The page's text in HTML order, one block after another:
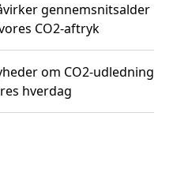
gennemsnitsalder
CO2-aftryk
om CO2-udledning
hverdag